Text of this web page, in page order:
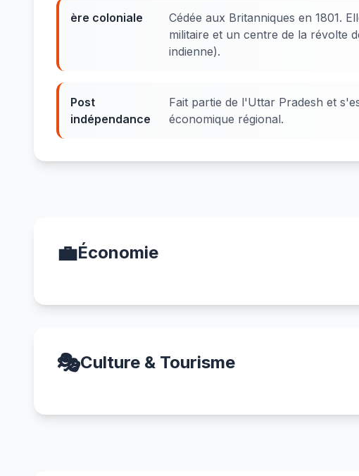
ère coloniale
Cédée aux Britanniques en 1801.
militaire et un centre de la révolte
indienne).
Post
indépendance
Fait partie de l'Uttar Pradesh et
économique régional.
💼Économie
🎭Culture & Tourisme